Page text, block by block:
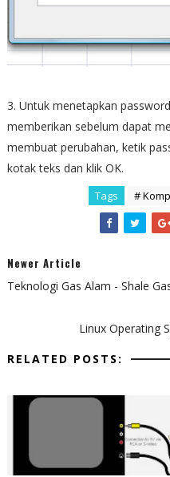
3. Untuk menetapkan
memberikan sebelum dapat
membuat perubahan, ketik
kotak teks dan klik OK.
Tags #
Newer Article
Teknologi Gas Alam - Shale
Linux Operating
RELATED POSTS: